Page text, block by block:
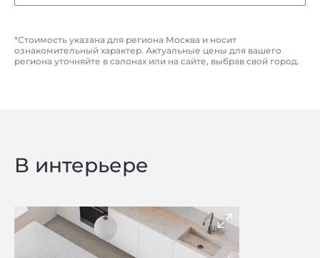
*Стоимость указана для региона Москва и носит
ознакомительный характер. Актуальные цены для вашего
региона уточняйте в салонах или на сайте, выбрав свой город.
В интерьере